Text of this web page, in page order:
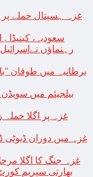
غزہ ہسپتال حملے
سعودیہ، کینیڈا
رہنماؤں
برطانیہ میں طوفان
غزہ پر اگلا حملہ
غزہ میں دوران ڈیوٹی
غزہ جنگ کا اگلا
بھارتی سپریم